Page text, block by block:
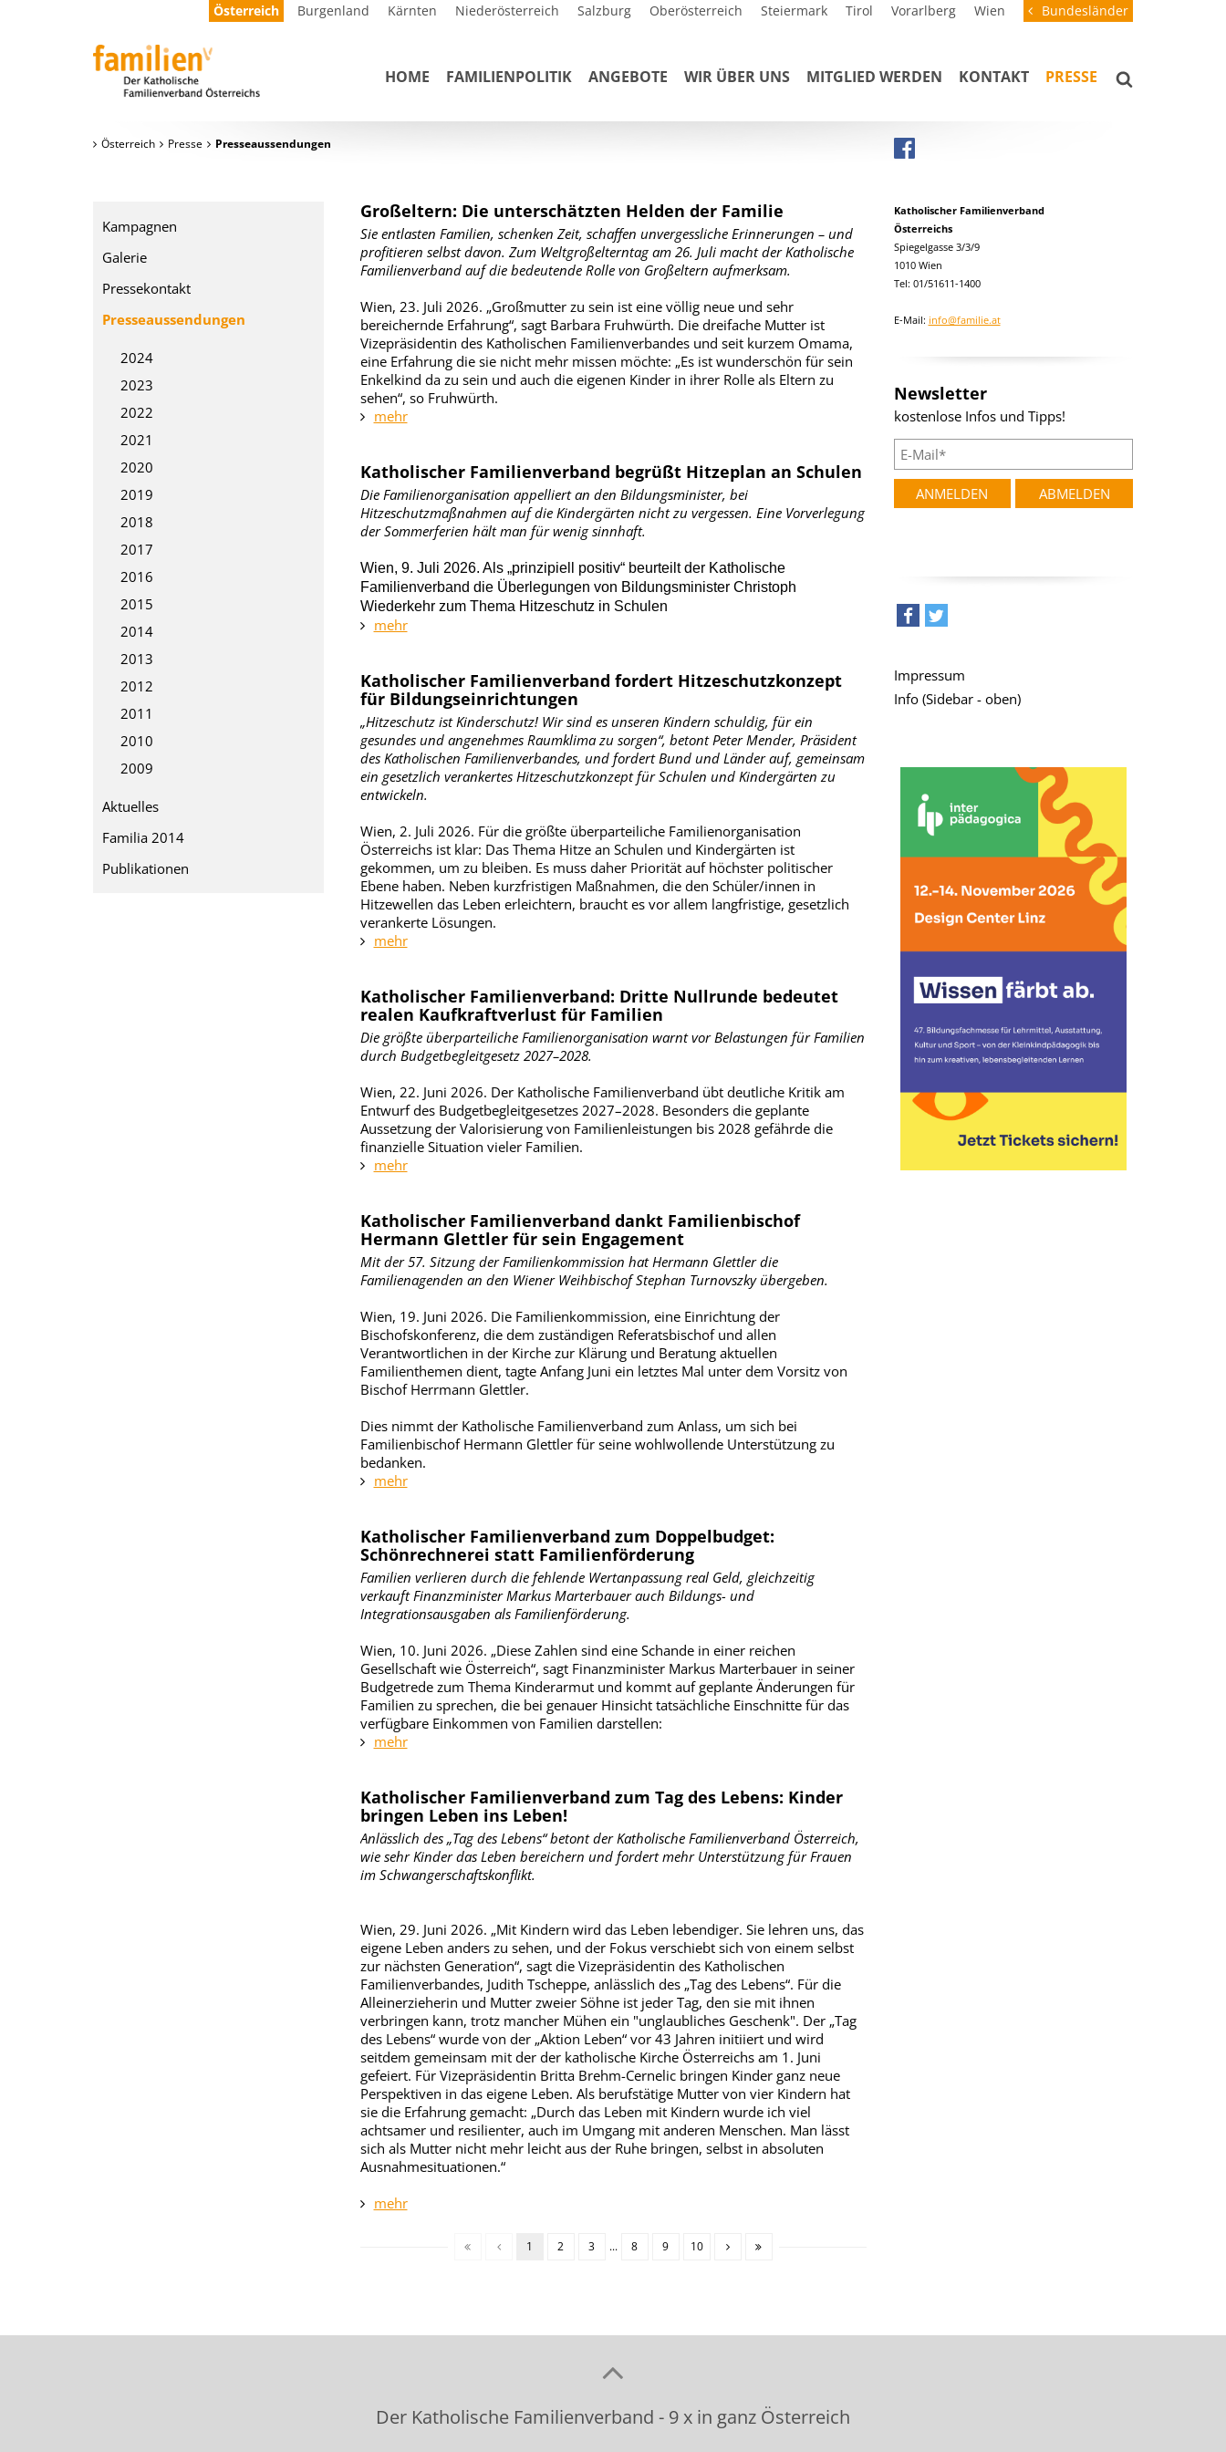
Österreich Burgenland Kärnten Niederösterreich Salzburg Oberösterreich Steiermark Tirol Vorarlberg Wien Bundesländer
HOME FAMILIENPOLITIK ANGEBOTE WIR ÜBER UNS MITGLIED WERDEN KONTAKT PRESSE
Österreich Presse Presseaussendungen
Großeltern: Die unterschätzten Helden der Familie
Sie entlasten Familien, schenken Zeit, schaffen unvergessliche Erinnerungen – und
profitieren selbst davon. Zum Weltgroßelterntag am 26. Juli macht der Katholische
Familienverband auf die bedeutende Rolle von Großeltern aufmerksam.
Wien, 23. Juli 2026. „Großmutter zu sein ist eine völlig neue und sehr
bereichernde Erfahrung“, sagt Barbara Fruhwürth. Die dreifache Mutter ist
Vizepräsidentin des Katholischen Familienverbandes und seit kurzem Omama,
eine Erfahrung die sie nicht mehr missen möchte: „Es ist wunderschön für sein
Enkelkind da zu sein und auch die eigenen Kinder in ihrer Rolle als Eltern zu
sehen“, so Fruhwürth.
mehr
Katholischer Familienverband begrüßt Hitzeplan an Schulen
Die Familienorganisation appelliert an den Bildungsminister, bei
Hitzeschutzmaßnahmen auf die Kindergärten nicht zu vergessen. Eine Vorverlegung
der Sommerferien hält man für wenig sinnhaft.
Wien, 9. Juli 2026. Als „prinzipiell positiv“ beurteilt der Katholische
Familienverband die Überlegungen von Bildungsminister Christoph
Wiederkehr zum Thema Hitzeschutz in Schulen
mehr
Katholischer Familienverband fordert Hitzeschutzkonzept
für Bildungseinrichtungen
„Hitzeschutz ist Kinderschutz! Wir sind es unseren Kindern schuldig, für ein
gesundes und angenehmes Raumklima zu sorgen“, betont Peter Mender, Präsident
des Katholischen Familienverbandes, und fordert Bund und Länder auf, gemeinsam
ein gesetzlich verankertes Hitzeschutzkonzept für Schulen und Kindergärten zu
entwickeln.
Wien, 2. Juli 2026. Für die größte überparteiliche Familienorganisation
Österreichs ist klar: Das Thema Hitze an Schulen und Kindergärten ist
gekommen, um zu bleiben. Es muss daher Priorität auf höchster politischer
Ebene haben. Neben kurzfristigen Maßnahmen, die den Schüler/innen in
Hitzewellen das Leben erleichtern, braucht es vor allem langfristige, gesetzlich
verankerte Lösungen.
mehr
Katholischer Familienverband: Dritte Nullrunde bedeutet
realen Kaufkraftverlust für Familien
Die größte überparteiliche Familienorganisation warnt vor Belastungen für Familien
durch Budgetbegleitgesetz 2027–2028.
Wien, 22. Juni 2026. Der Katholische Familienverband übt deutliche Kritik am
Entwurf des Budgetbegleitgesetzes 2027–2028. Besonders die geplante
Aussetzung der Valorisierung von Familienleistungen bis 2028 gefährde die
finanzielle Situation vieler Familien.
mehr
Katholischer Familienverband dankt Familienbischof
Hermann Glettler für sein Engagement
Mit der 57. Sitzung der Familienkommission hat Hermann Glettler die
Familienagenden an den Wiener Weihbischof Stephan Turnovszky übergeben.
Wien, 19. Juni 2026. Die Familienkommission, eine Einrichtung der
Bischofskonferenz, die dem zuständigen Referatsbischof und allen
Verantwortlichen in der Kirche zur Klärung und Beratung aktuellen
Familienthemen dient, tagte Anfang Juni ein letztes Mal unter dem Vorsitz von
Bischof Herrmann Glettler.
Dies nimmt der Katholische Familienverband zum Anlass, um sich bei
Familienbischof Hermann Glettler für seine wohlwollende Unterstützung zu
bedanken.
mehr
Katholischer Familienverband zum Doppelbudget:
Schönrechnerei statt Familienförderung
Familien verlieren durch die fehlende Wertanpassung real Geld, gleichzeitig
verkauft Finanzminister Markus Marterbauer auch Bildungs- und
Integrationsausgaben als Familienförderung.
Wien, 10. Juni 2026. „Diese Zahlen sind eine Schande in einer reichen
Gesellschaft wie Österreich“, sagt Finanzminister Markus Marterbauer in seiner
Budgetrede zum Thema Kinderarmut und kommt auf geplante Änderungen für
Familien zu sprechen, die bei genauer Hinsicht tatsächliche Einschnitte für das
verfügbare Einkommen von Familien darstellen:
mehr
Katholischer Familienverband zum Tag des Lebens: Kinder
bringen Leben ins Leben!
Anlässlich des „Tag des Lebens“ betont der Katholische Familienverband Österreich,
wie sehr Kinder das Leben bereichern und fordert mehr Unterstützung für Frauen
im Schwangerschaftskonflikt.
Wien, 29. Juni 2026. „Mit Kindern wird das Leben lebendiger. Sie lehren uns, das
eigene Leben anders zu sehen, und der Fokus verschiebt sich von einem selbst
zur nächsten Generation“, sagt die Vizepräsidentin des Katholischen
Familienverbandes, Judith Tscheppe, anlässlich des „Tag des Lebens“. Für die
Alleinerzieherin und Mutter zweier Söhne ist jeder Tag, den sie mit ihnen
verbringen kann, trotz mancher Mühen ein "unglaubliches Geschenk". Der „Tag
des Lebens“ wurde von der „Aktion Leben“ vor 43 Jahren initiiert und wird
seitdem gemeinsam mit der der katholische Kirche Österreichs am 1. Juni
gefeiert. Für Vizepräsidentin Britta Brehm-Cernelic bringen Kinder ganz neue
Perspektiven in das eigene Leben. Als berufstätige Mutter von vier Kindern hat
sie die Erfahrung gemacht: „Durch das Leben mit Kindern wurde ich viel
achtsamer und resilienter, auch im Umgang mit anderen Menschen. Man lässt
sich als Mutter nicht mehr leicht aus der Ruhe bringen, selbst in absoluten
Ausnahmesituationen.“
mehr
1 2 3 ... 8 9 10
Kampagnen
Galerie
Pressekontakt
Presseaussendungen
2024
2023
2022
2021
2020
2019
2018
2017
2016
2015
2014
2013
2012
2011
2010
2009
Aktuelles
Familia 2014
Publikationen
Katholischer Familienverband
Österreichs
Spiegelgasse 3/3/9
1010 Wien
Tel: 01/51611-1400
E-Mail: info@familie.at
Newsletter
kostenlose Infos und Tipps!
Impressum
Info (Sidebar - oben)
Der Katholische Familienverband - 9 x in ganz Österreich